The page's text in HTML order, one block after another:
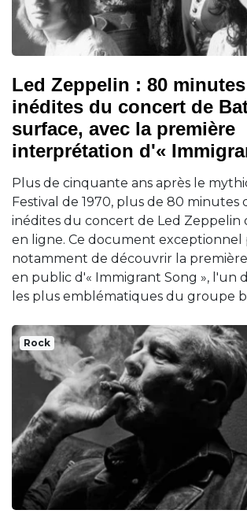
Led Zeppelin : 80
inédites du concert de
surface, avec la première
interprétation d'«
Plus de cinquante ans après le
Festival de 1970, plus de 80 minutes
inédites du concert de Led Zeppelin
en ligne. Ce document exceptionnel
notamment de découvrir la
en public d'« Immigrant Song », l'un
les plus emblématiques du groupe
Rock